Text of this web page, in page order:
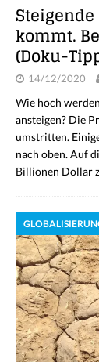
kommt.
(Doku-
14/12/2020
Wie hoch
ansteigen? Die
umstritten.
nach oben. Auf
Billionen Dollar